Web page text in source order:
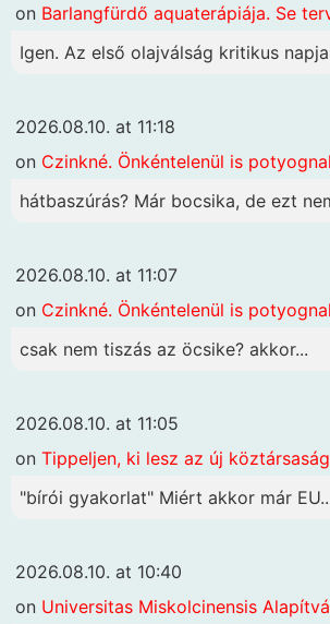
on Barlangfürdő aquaterápiája. Se
Igen. Az első olajválság kritikus
2026.08.10. at 11:18
on Czinkné. Önkéntelenül is
hátbaszúrás? Már bocsika, de ezt
2026.08.10. at 11:07
on Czinkné. Önkéntelenül is
csak nem tiszás az öcsike? akkor...
2026.08.10. at 11:05
on Tippeljen, ki lesz az új
"bírói gyakorlat" Miért akkor már
2026.08.10. at 10:40
on Universitas Miskolcinensis